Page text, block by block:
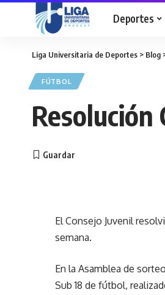
Deportes
Liga Universitaria de Deportes > Blog
FÚTBOL
Resolución
El Consejo Juvenil
semana.
En la Asamblea de
Sub 18 de fútbol,